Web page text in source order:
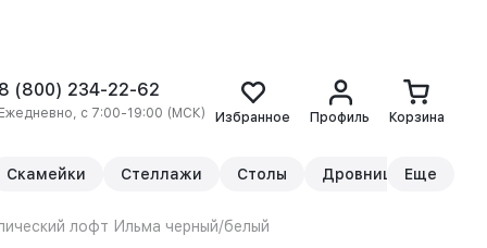
(800) 234-22-62
с 7:00-19:00 (МСК) Избранное Профиль Корзина
Скамейки Стеллажи Столы Дровницы Еще
лофт Ильма черный/белый